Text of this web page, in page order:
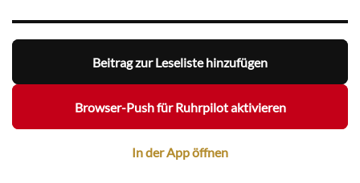
Beitrag zur Leseliste hinzufügen
Browser-Push für Ruhrpilot aktivieren
In der App öffnen